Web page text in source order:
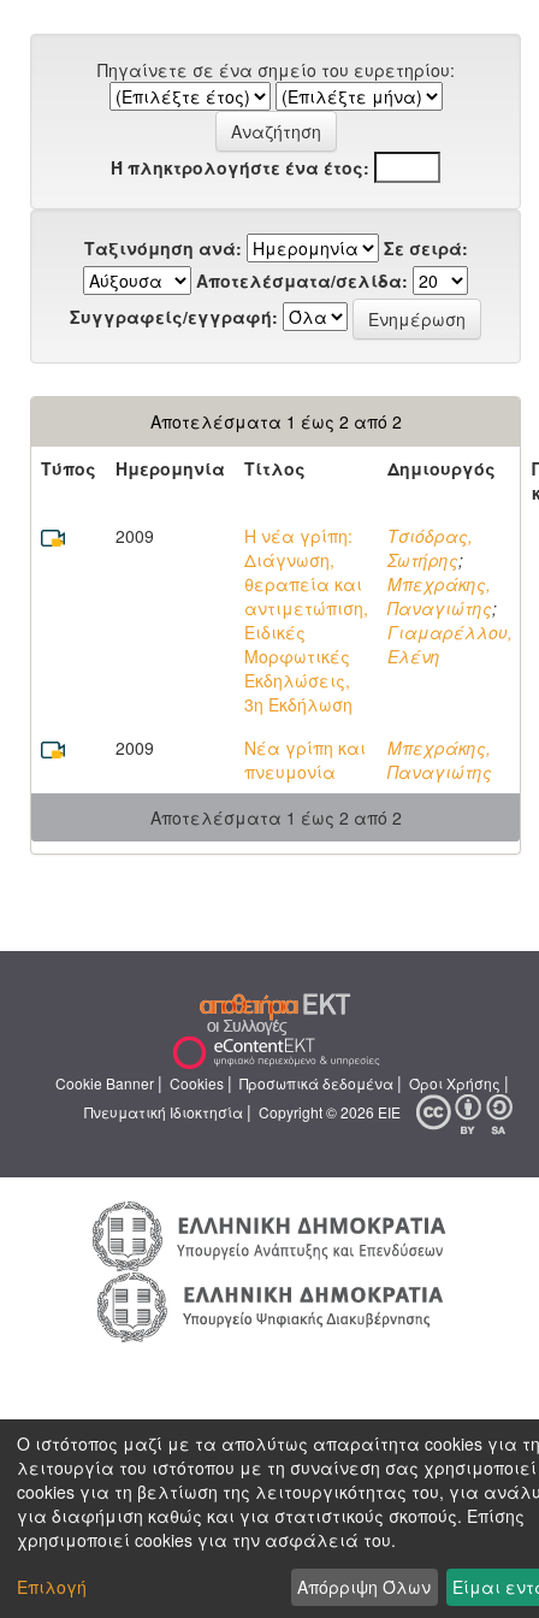
Πηγαίνετε σε ένα σημείο του ευρετηρίου:
Ή πληκτρολογήστε ένα έτος:
Ταξινόμηση ανά:
Σε σειρά:
Αποτελέσματα/σελίδα:
Συγγραφείς/εγγραφή:
Αποτελέσματα 1 έως 2 από 2
Τύπος
Ημερομηνία Τίτλος Δημιουργός
2009
Η νέα γρίπη:
Διάγνωση,
θεραπεία και
αντιμετώπιση,
Ειδικές
Μορφωτικές
Εκδηλώσεις,
3η Εκδήλωση
Τσιόδρας,
Σωτήρης;
Μπεχράκης,
Παναγιώτης;
Γιαμαρέλλου,
Ελένη
2009
Νέα γρίπη και
πνευμονία
Μπεχράκης,
Παναγιώτης
Αποτελέσματα 1 έως 2 από 2
Cookie Banner | Cookies | Προσωπικά δεδομένα | Όροι Χρήσης |
Πνευματική Ιδιοκτησία | Copyright © 2026 ΕΙΕ
Ο ιστότοπος μαζί με τα απολύτως απαραίτητα cookies για
λειτουργία του ιστότοπου με τη συναίνεση σας χρησιμοποιεί
cookies για τη βελτίωση της λειτουργικότητας του, για
για διαφήμιση καθώς και για στατιστικούς σκοπούς. Επίσης
χρησιμοποιεί cookies για την ασφάλειά του.
Επιλογή
Απόρριψη Όλων Είμαι